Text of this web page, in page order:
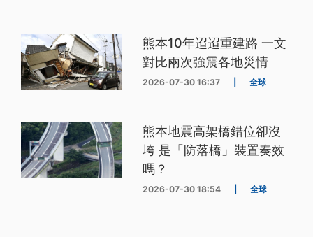
熊本10年迢迢重建路 一文
對比兩次強震各地災情
2026-07-30 16:37 全球
熊本地震高架橋錯位卻沒
垮 是「防落橋」裝置奏效
嗎？
2026-07-30 18:54 全球